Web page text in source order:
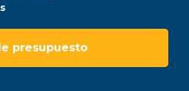
presupuesto